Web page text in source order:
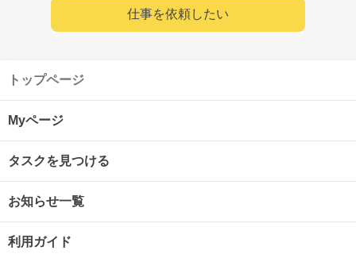
仕事を依頼したい
トップページ
Myページ
タスクを見つける
お知らせ一覧
利用ガイド